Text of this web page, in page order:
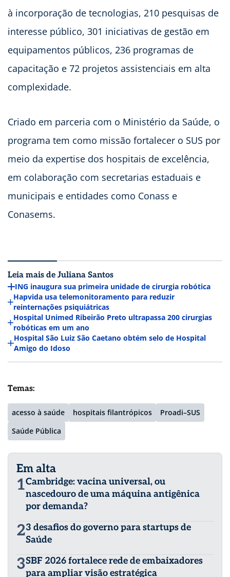
à incorporação de tecnologias, 210 pesquisas de
interesse público, 301 iniciativas de gestão em
equipamentos públicos, 236 programas de
capacitação e 72 projetos assistenciais em alta
complexidade.
Criado em parceria com o Ministério da Saúde, o
programa tem como missão fortalecer o SUS por
meio da expertise dos hospitais de excelência,
em colaboração com secretarias estaduais e
municipais e entidades como Conass e
Conasems.
Leia mais de Juliana Santos
ING inaugura sua primeira unidade de cirurgia robótica
Hapvida usa telemonitoramento para reduzir
reinternações psiquiátricas
Hospital Unimed Ribeirão Preto ultrapassa 200 cirurgias
robóticas em um ano
Hospital São Luiz São Caetano obtém selo de Hospital
Amigo do Idoso
Temas:
acesso à saúde hospitais filantrópicos
Proadi–SUS
Saúde Pública
Em alta
1Cambridge: vacina universal, ou
nascedouro de uma máquina antigênica
por demanda?
23 desafios do governo para startups de
Saúde
3SBF 2026 fortalece rede de embaixadores
para ampliar visão estratégica